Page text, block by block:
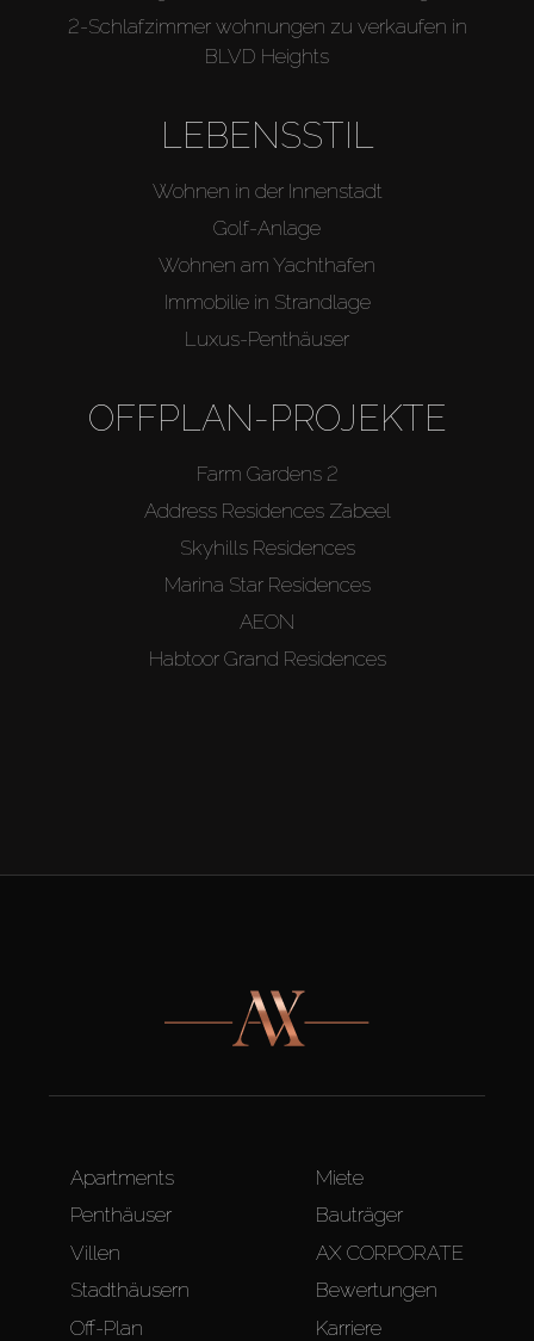
2-Schlafzimmer wohnungen zu verkaufen in
BLVD Heights
LEBENSSTIL
Wohnen in der Innenstadt
Golf-Anlage
Wohnen am Yachthafen
Immobilie in Strandlage
Luxus-Penthäuser
OFFPLAN-PROJEKTE
Farm Gardens 2
Address Residences Zabeel
Skyhills Residences
Marina Star Residences
AEON
Habtoor Grand Residences
Apartments
Penthäuser
Villen
Stadthäusern
Off-Plan
Miete
Bauträger
AX CORPORATE
Bewertungen
Karriere